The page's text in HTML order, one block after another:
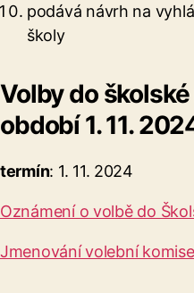
podává návrh na
školy
Volby do
období 1. 11.
termín: 1. 11. 2024
Oznámení o volbě do
Jmenování volební komise